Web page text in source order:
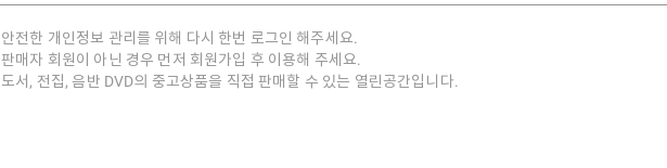
안전한 개인정보 관리를 위해 다시 한번 로그인 해주세요.
판매자 회원이 아닌 경우 먼저 회원가입 후 이용해 주세요.
도서, 전집, 음반 DVD의 중고상품을 직접 판매할 수 있는 열린공간입니다.